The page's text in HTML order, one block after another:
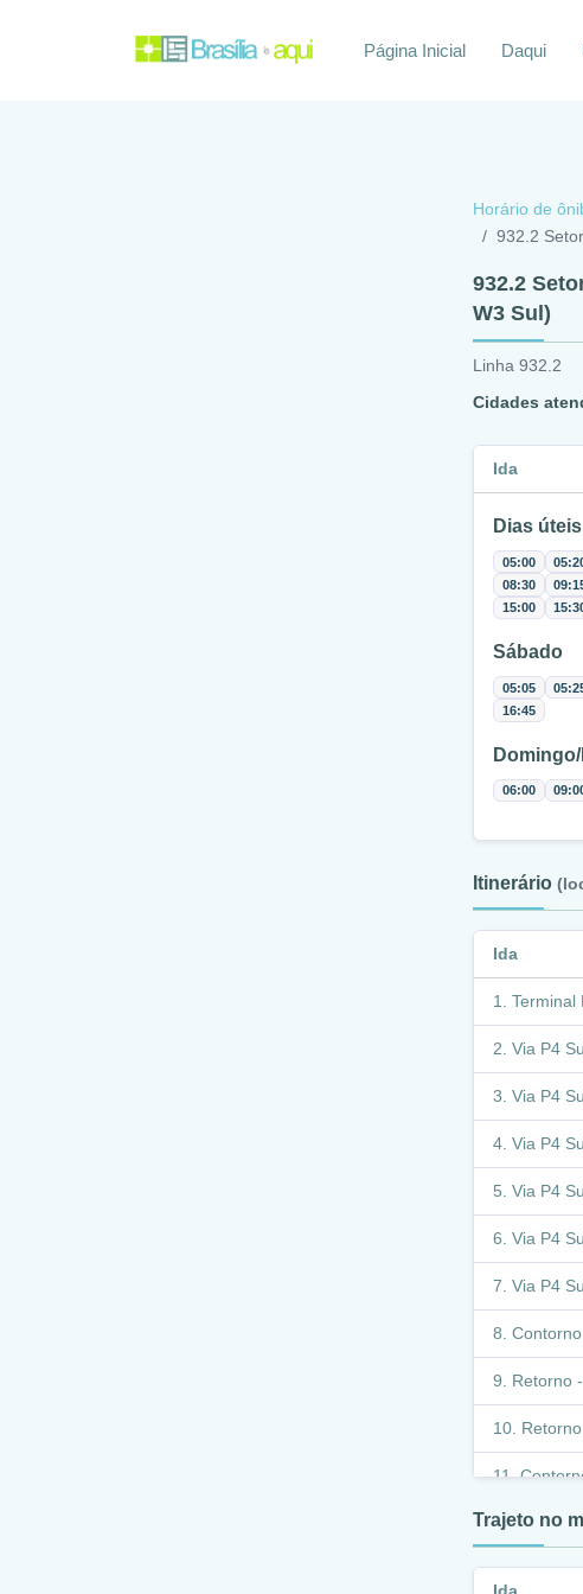
Página Inicial Daqui
Horário de
932.2
932.2
W3 Sul)
Linha 932.2
Cidades
Ida
Dias úteis
05:00
08:30
15:00
Sábado
05:05
16:45
06:00
Itinerário
Ida
Terminal
Via P4
Via P4
Via P4
Via P4
Via P4
Via P4
Retorno
Ligação
Setor
Trajeto no